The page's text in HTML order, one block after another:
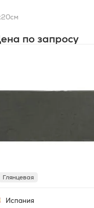
см
по запросу
Глянцевая
Испания